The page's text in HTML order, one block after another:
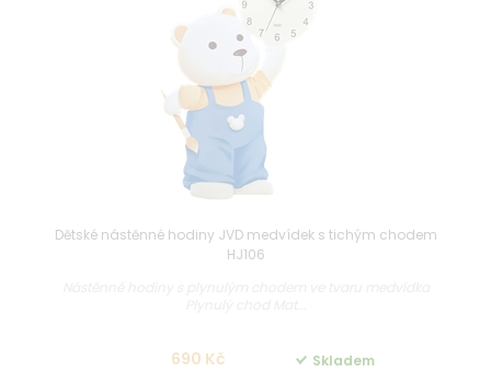
Dětské nástěnné hodiny JVD medvídek s tichým chodem
HJ106
690 Kč Skladem